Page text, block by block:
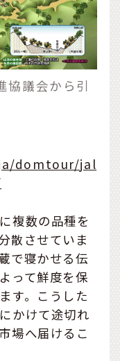
協議会から引
domtour/jal
複数の品種を
散させていま
で寝かせる伝
って鮮度を保
す。こうした
かけて途切れ
場へ届けるこ